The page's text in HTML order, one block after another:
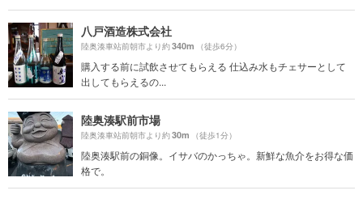
八戸酒造株式会社
陸奥湊車站前朝市より約340m （徒歩6分）
購入する前に試飲させてもらえる 仕込み水もチェサーとして
出してもらえるの...
陸奥湊駅前市場
陸奥湊車站前朝市より約30m （徒歩1分）
陸奥湊駅前の銅像。イサバのかっちゃ。新鮮な魚介をお得な価
格で。